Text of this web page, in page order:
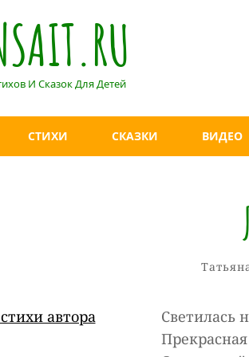
И Сказок Для Детей
СТИХИ СКАЗКИ ВИДЕО
автора
Светилась